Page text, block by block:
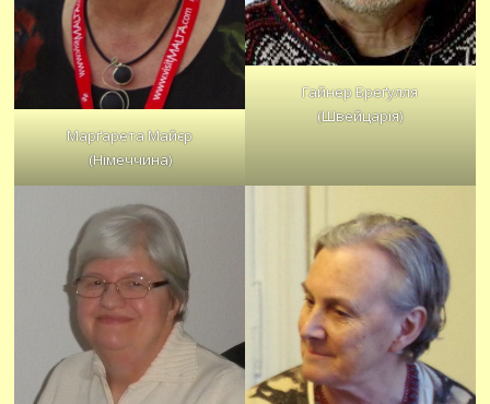
Марґарета Майєр
(Німеччина)
Гайнер Бреґулля
(Швейцарія)